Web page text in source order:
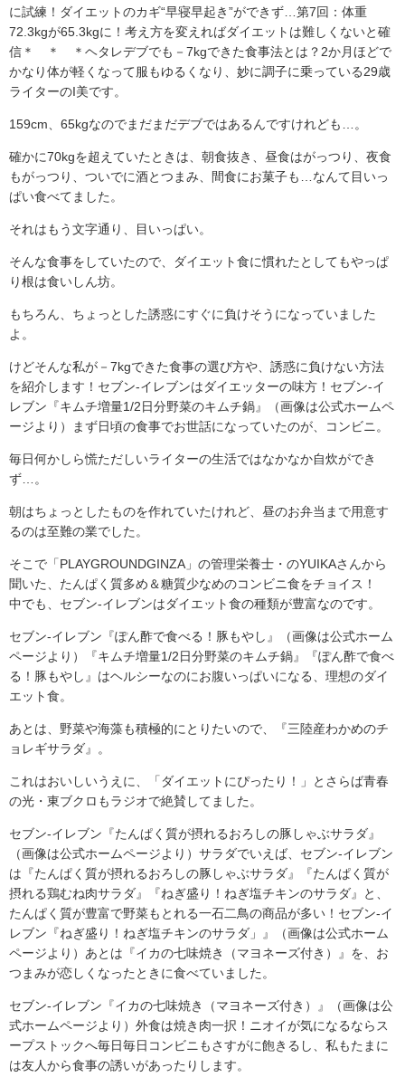
に試練！ダイエットのカギ“早寝早起き”ができず…第7回：体重
72.3kgが65.3kgに！考え方を変えればダイエットは難しくないと確
信＊ ＊ ＊ヘタレデブでも－7kgできた食事法とは？2か月ほどで
かなり体が軽くなって服もゆるくなり、妙に調子に乗っている29歳
ライターのI美です。
159cm、65kgなのでまだまだデブではあるんですけれども…。
確かに70kgを超えていたときは、朝食抜き、昼食はがっつり、夜食
もがっつり、ついでに酒とつまみ、間食にお菓子も…なんて目いっ
ぱい食べてました。
それはもう文字通り、目いっぱい。
そんな食事をしていたので、ダイエット食に慣れたとしてもやっぱ
り根は食いしん坊。
もちろん、ちょっとした誘惑にすぐに負けそうになっていました
よ。
けどそんな私が－7kgできた食事の選び方や、誘惑に負けない方法
を紹介します！セブン-イレブンはダイエッターの味方！セブン-イ
レブン『キムチ増量1/2日分野菜のキムチ鍋』（画像は公式ホームペ
ージより）まず日頃の食事でお世話になっていたのが、コンビニ。
毎日何かしら慌ただしいライターの生活ではなかなか自炊ができ
ず…。
朝はちょっとしたものを作れていたけれど、昼のお弁当まで用意す
るのは至難の業でした。
そこで「PLAYGROUNDGINZA」の管理栄養士・のYUIKAさんから
聞いた、たんぱく質多め＆糖質少なめのコンビニ食をチョイス！
中でも、セブン-イレブンはダイエット食の種類が豊富なのです。
セブン-イレブン『ぽん酢で食べる！豚もやし』（画像は公式ホーム
ページより）『キムチ増量1/2日分野菜のキムチ鍋』『ぽん酢で食べ
る！豚もやし』はヘルシーなのにお腹いっぱいになる、理想のダイ
エット食。
あとは、野菜や海藻も積極的にとりたいので、『三陸産わかめのチ
ョレギサラダ』。
これはおいしいうえに、「ダイエットにぴったり！」とさらば青春
の光・東ブクロもラジオで絶賛してました。
セブン-イレブン『たんぱく質が摂れるおろしの豚しゃぶサラダ』
（画像は公式ホームページより）サラダでいえば、セブン-イレブン
は『たんぱく質が摂れるおろしの豚しゃぶサラダ』『たんぱく質が
摂れる鶏むね肉サラダ』『ねぎ盛り！ねぎ塩チキンのサラダ』と、
たんぱく質が豊富で野菜もとれる一石二鳥の商品が多い！セブン-イ
レブン『ねぎ盛り！ねぎ塩チキンのサラダ」』（画像は公式ホーム
ページより）あとは『イカの七味焼き（マヨネーズ付き）』を、お
つまみが恋しくなったときに食べていました。
セブン-イレブン『イカの七味焼き（マヨネーズ付き）』（画像は公
式ホームページより）外食は焼き肉一択！ニオイが気になるならス
ープストックへ毎日毎日コンビニもさすがに飽きるし、私もたまに
は友人から食事の誘いがあったりします。